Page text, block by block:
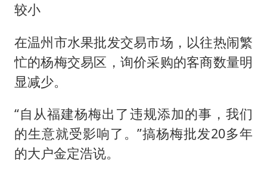
较小
在温州市水果批发交易市场，以往热闹繁
忙的杨梅交易区，询价采购的客商数量明
显减少。
“自从福建杨梅出了违规添加的事，我们
的生意就受影响了。”搞杨梅批发20多年
的大户金定浩说。